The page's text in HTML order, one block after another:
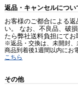
返品・キャンセルについ
お客様のご都合による
い。 なお、不良品、破
たら弊社送料負担にてお
※返品・交換は、未開封、
商品到着後1週間以内にお
こちら
その他